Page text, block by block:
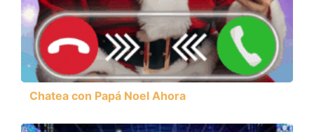
Chatea con Papá Noel Ahora